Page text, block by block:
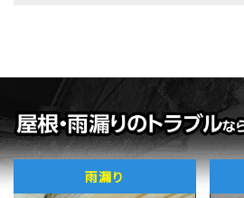
雨漏り